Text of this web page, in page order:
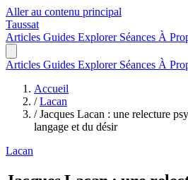
Aller au contenu principal
Taussat
Articles Guides Explorer Séances À
Articles Guides Explorer Séances À
Accueil
/ Lacan
/ Jacques Lacan : une relecture
langage et du désir
Lacan